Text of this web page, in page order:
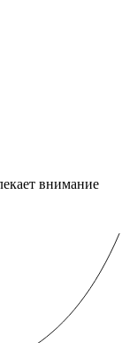
внимание